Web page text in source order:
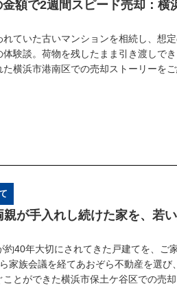
額で2週間スピード売却：横
れていた古いマンションを相続し、想
体験談。荷物を残したまま引き渡しで
た横浜市港南区での売却ストーリーを
親が手入れし続けた家を、若
約40年大切にされてきた戸建てを、ご
家族会議を経てあおぞら不動産を選
ことができた横浜市保土ケ谷区での売